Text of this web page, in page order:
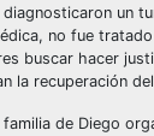
diagnosticaron un
no fue
buscar hacer
la recuperación
de Diego